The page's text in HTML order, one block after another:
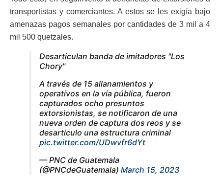
transportistas y comerciantes. A estos se les exigía bajo
amenazas pagos semanales por cantidades de 3 mil a 4
mil 500 quetzales.
Desarticulan banda de imitadores "Los
Chory"
A través de 15 allanamientos y
operativos en la vía pública, fueron
capturados ocho presuntos
extorsionistas, se notificaron de una
nueva orden de captura dos reos y se
desarticulo una estructura criminal
pic.twitter.com/UDwvfr6dYt
— PNC de Guatemala
(@PNCdeGuatemala) March 15, 2023